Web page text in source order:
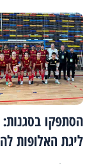
הסתפקו בסגנות:
ליגת האלופות